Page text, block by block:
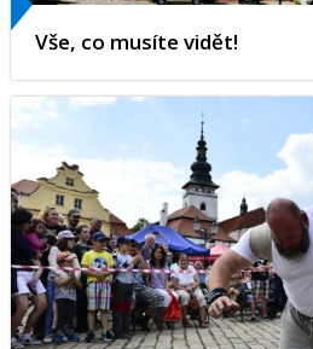
Vše, co musíte vidět!